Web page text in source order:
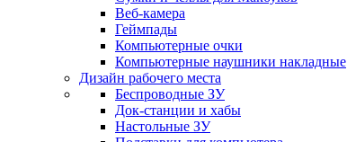
Веб-камера
Геймпады
Компьютерные очки
Компьютерные наушники накладные
Дизайн рабочего места
Беспроводные ЗУ
Док-станции и хабы
Настольные ЗУ